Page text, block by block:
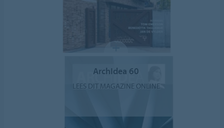
ArchIdea 60
LEES DIT MAGAZINE ONLINE